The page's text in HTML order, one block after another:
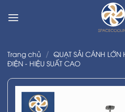
Trang chủ / QUẠT SẢI CÁNH LỚN
ĐIỆN - HIỆU SUẤT CAO